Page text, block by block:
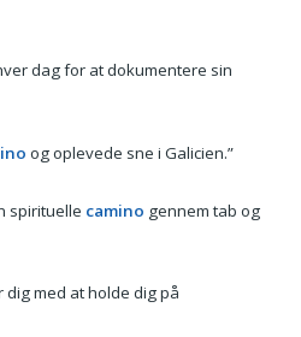
dag for at dokumentere sin
og oplevede sne i Galicien.”
spirituelle camino gennem tab og
med at holde dig på